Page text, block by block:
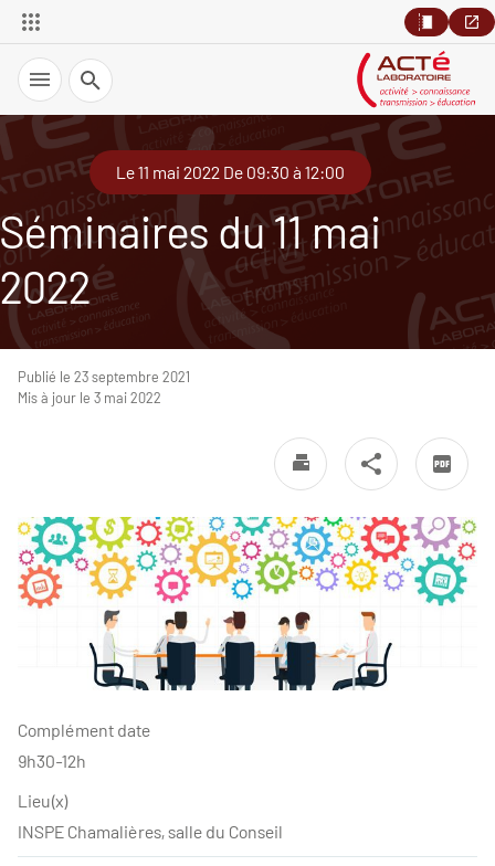
Recherche
Le 11 mai 2022 De 09:30 à 12:00
Séminaires du 11 mai
2022
Publié le 23 septembre 2021
Mis à jour le 3 mai 2022
Complément date
9h30-12h
Lieu(x)
INSPE Chamalières, salle du Conseil